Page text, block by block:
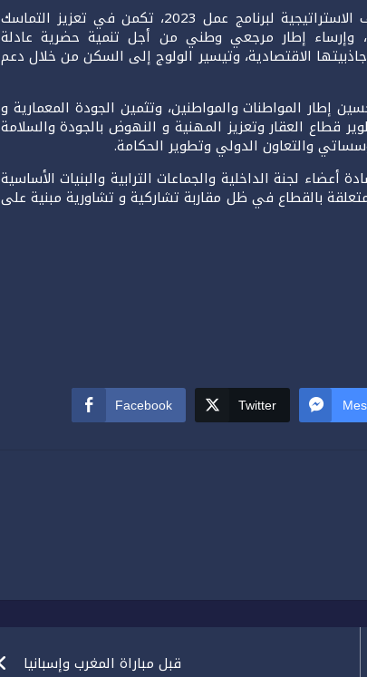
وفي هذا الصدد، أبرزت السيدة المنصوري على أن الأهداف الاستراتيجية لبرنامج عمل 2023، تكمن في تعزيز التماسك
وإرساء إطار مرجعي وطني من أجل تنمية حضرية عادلة
الاقتصادية، وتيسير الولوج إلى السكن من خلال دعم
المواطنات والمواطنين، وتثمين الجودة المعمارية و
قطاع العقار وتعزيز المهنية و النهوض بالجودة والسلامة
والتعاون الدولي وتطوير الحكامة.
لجنة الداخلية والجماعات الترابية والبنيات الأساسية
بالقطاع في ظل مقاربة تشاركية و تشاورية مبنية على
Facebook Twitter
قبل مباراة المغرب وإسبانيا